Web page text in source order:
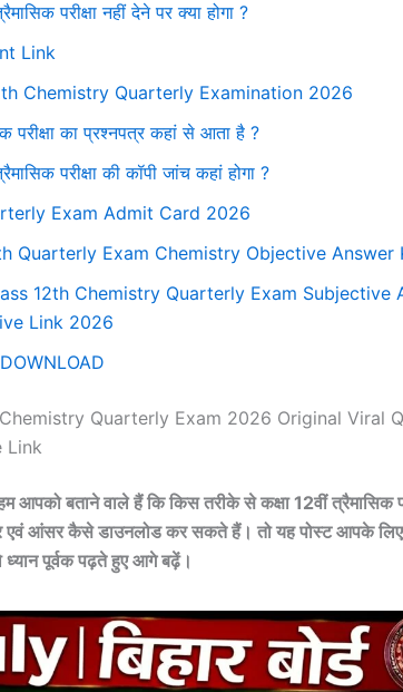
परीक्षा नहीं देने पर क्या होगा ?
Link
Chemistry Quarterly Examination 2026
परीक्षा का प्रश्नपत्र कहां से आता है ?
परीक्षा की कॉपी जांच कहां होगा ?
Exam Admit Card 2026
Quarterly Exam Chemistry Objective Answer
12th Chemistry Quarterly Exam Subjective
Link 2026
Quarterly Exam 2026 Original Viral
Link
आपको बताने वाले हैं कि किस तरीके से कक्षा 12वींत्रैमासिक
आंसर कैसे डाउनलोड कर सकते हैं। तो यह पोस्ट आपके लिए
ध्यान पूर्वक पढ़ते हुए आगे बढ़ें।